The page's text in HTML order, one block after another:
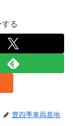
る
豊四季車両基地